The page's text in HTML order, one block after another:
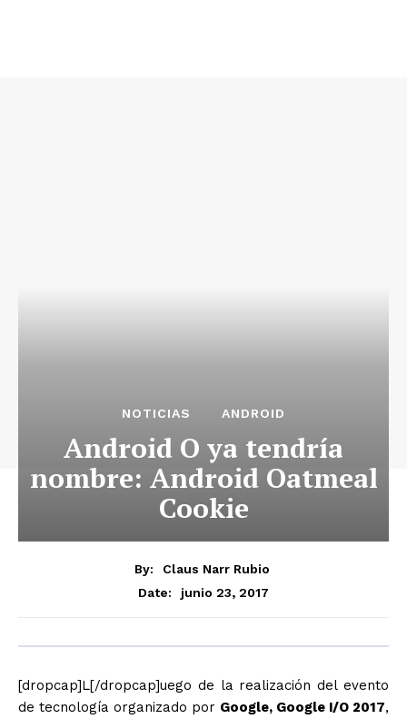
NOTICIAS ANDROID
Android O ya tendría
nombre: Android Oatmeal
Cookie
By:
Claus Narr Rubio
Date:
junio 23, 2017
[dropcap]L[/dropcap]uego de la realización del evento
de tecnología organizado por Google, Google I/O 2017,